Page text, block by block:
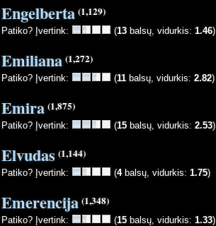
Engelberta (1,129)
Patiko? Įvertink: (13 balsų, vidurkis: 1.46)
Emiliana (1,272)
Patiko? Įvertink: (11 balsų, vidurkis: 2.82)
Emira (1,875)
Patiko? Įvertink: (15 balsų, vidurkis: 2.53)
Elvudas (1,144)
Patiko? Įvertink: (4balsų, vidurkis: 1.75)
Emerencija (1,348)
Patiko? Įvertink: (15 balsų, vidurkis: 1.33)